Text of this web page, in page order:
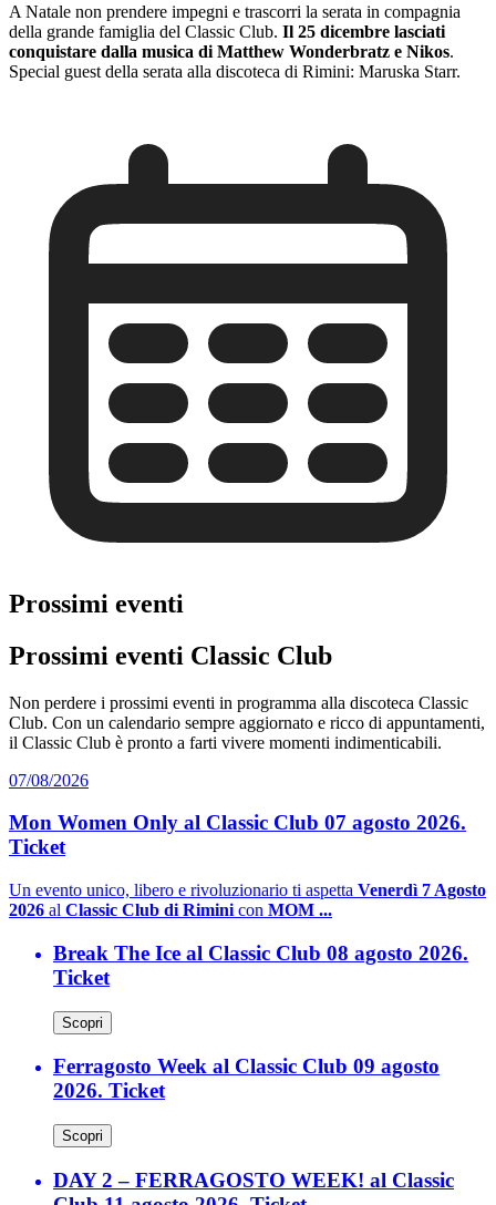
A Natale non prendere impegni e trascorri la serata in compagnia
della grande famiglia del Classic Club. Il 25 dicembre lasciati
conquistare dalla musica di Matthew Wonderbratz e Nikos.
Special guest della serata alla discoteca di Rimini: Maruska Starr.
Prossimi eventi
Prossimi eventi Classic Club
Non perdere i prossimi eventi in programma alla discoteca Classic
Club. Con un calendario sempre aggiornato e ricco di appuntamenti,
il Classic Club è pronto a farti vivere momenti indimenticabili.
07/08/2026
Mon Women Only al Classic Club 07 agosto 2026.
Ticket
Un evento unico, libero e rivoluzionario ti aspetta Venerdì 7 Agosto
2026 al Classic Club di Rimini con MOM ...
Break The Ice al Classic Club 08 agosto 2026.
Ticket
Scopri
Ferragosto Week al Classic Club 09 agosto
2026. Ticket
Scopri
DAY 2 – FERRAGOSTO WEEK! al Classic